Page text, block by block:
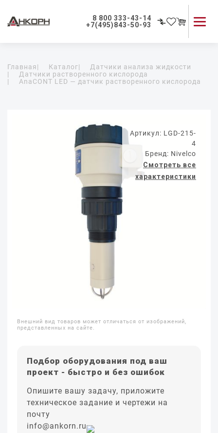
8 800 333-43-14
+7(495)843-50-93
Применение приборов
Как мы работаем
Главная| Каталог|
Датчики анализа жидкости
|
Датчики растворенного кислорода
|
AnaCONT LED — датчик растворенного кислорода
Артикул: LGD-215-
4
Бренд: Nivelco
Смотреть все
характеристики
Внешний вид товаров может отличаться от изображений,
представленных на сайте.
Подбор оборудования под ваш
проект - быстро и без ошибок
Опишите вашу задачу, приложите
техническое задание и чертежи на
почту
info@ankorn.ru